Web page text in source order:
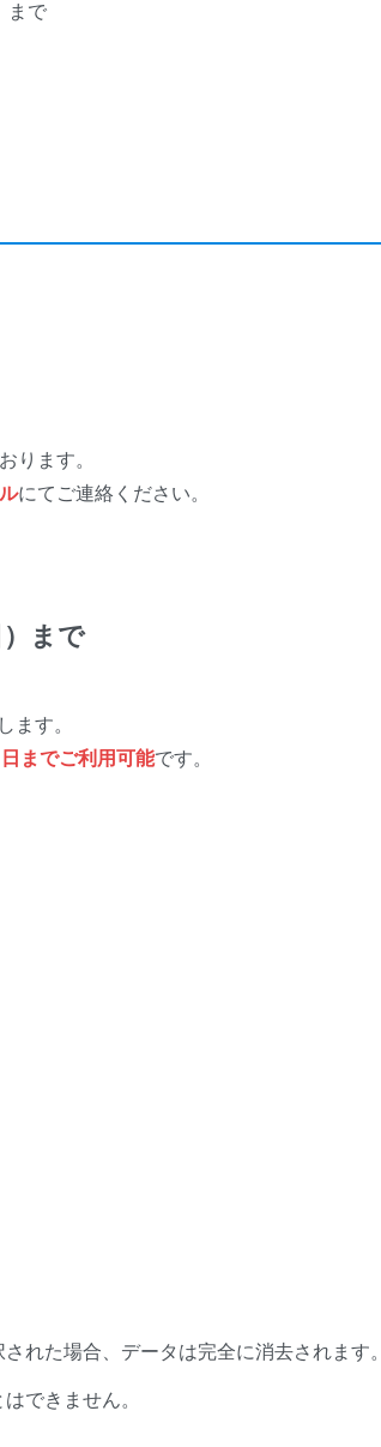
まで
ります。
にてご連絡ください。
まで
します。
までご利用可能です。
れた場合、データは完全に消去されます。
できません。